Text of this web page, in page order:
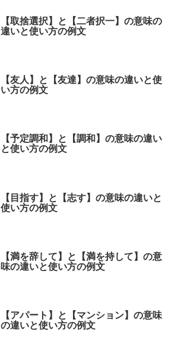
【取捨選択】と【二者択一】の意味の
違いと使い方の例文
【友人】と【友達】の意味の違いと使
い方の例文
【予定調和】と【調和】の意味の違い
と使い方の例文
【目指す】と【志す】の意味の違いと
使い方の例文
【満を辞して】と【満を持して】の意
味の違いと使い方の例文
【アパート】と【マンション】の意味
の違いと使い方の例文